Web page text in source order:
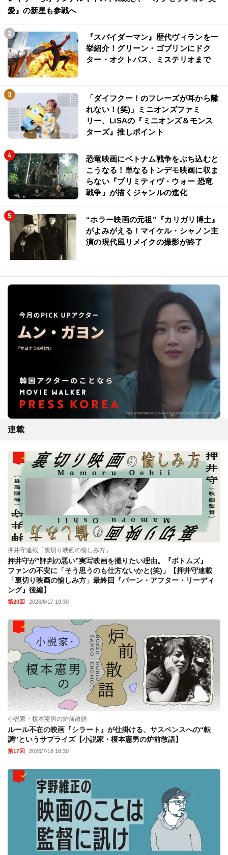
愛』の新星も参戦へ
『スパイダーマン』歴代ヴィランを一
挙紹介！グリーン・ゴブリンにドク
ター・オクトパス、ミステリオまで
「ダイフクー！のフレーズが耳から離
れない！(笑)」ミニオンズファミ
リー、LiSAの『ミニオンズ＆モンス
ターズ』推しポイント
恐竜映画にベトナム戦争をぶち込むと
こうなる！単なるトンデモ映画に収ま
らない『プリミティヴ・ウォー 恐竜
戦争』が描くジャンルの進化
“ホラー映画の元祖”『カリガリ博士』
がよみがえる！マイケル・シャノン主
演の現代風リメイクの撮影が終了
連載
押井守連載「裏切り映画の愉しみ方」
押井守が“評判の悪い”実写映画を撮りたい理由。『ボトムズ』
ファンの不安に「そう思うのも仕方ないかと(笑)」【押井守連載
「裏切り映画の愉しみ方」最終回『バーン・アフター・リーディ
ング』後編】
第20回 2026/6/17 19:30
小説家・榎本憲男の炉前散語
ルール不在の映画『シラート』が仕掛ける、サスペンスへの“転
調”というサプライズ【小説家・榎本憲男の炉前散語】
第17回 2026/7/18 18:30